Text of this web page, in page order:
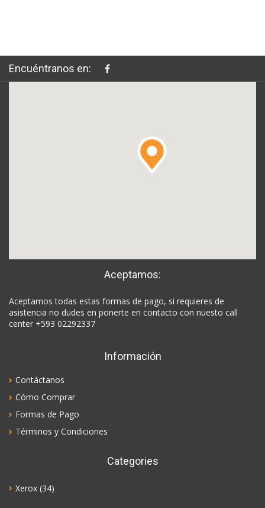
Encuéntranos en:
Aceptamos:
Aceptamos todas estas formas de pago, si requieres de
asistencia no dudes en ponerte en contacto con nuesto call
center +593 02292337
Información
Contáctanos
Cómo Comprar
Formas de Pago
Términos y Condiciones
Categories
Xerox (34)